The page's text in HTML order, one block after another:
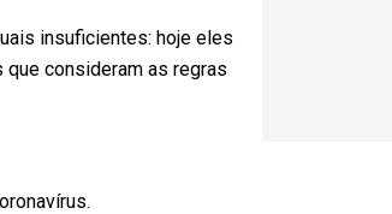
insuficientes: hoje eles
que consideram as regras